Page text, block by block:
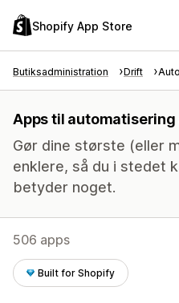
Shopify App Store
Butiksadministration Drift
Apps til
Gør dine største (eller
enklere, så du i stedet
betyder noget.
506 apps
Built for Shopify